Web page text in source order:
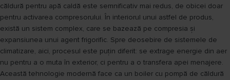
căldură pentru apă caldă este semnificativ mai redus, de obicei doar
pentru activarea compresorului. În interiorul unui astfel de produs,
există un sistem complex, care se bazează pe compresia și
expansiunea unui agent frigorific. Spre deosebire de sistemele de
climatizare, aici, procesul este puțin diferit: se extrage energie din aer
nu pentru a o muta în exterior, ci pentru a o transfera apei menajere.
Această tehnologie modernă face ca un boiler cu pompă de căldură